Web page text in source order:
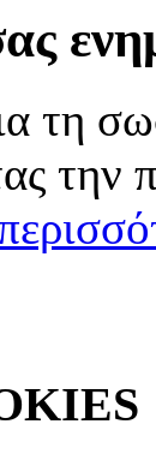
τη
την